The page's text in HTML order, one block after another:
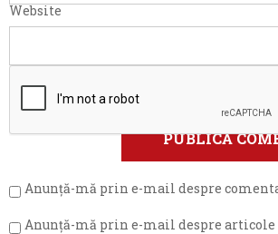
Website
Anunță-mă prin e-mail despre
Anunță-mă prin e-mail despre articole